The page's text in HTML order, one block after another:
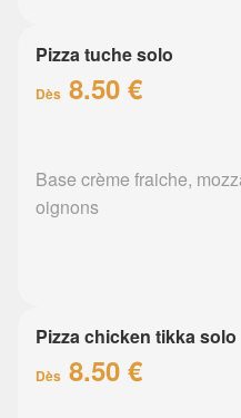
Pizza tuche solo
Dès 8.50 €
Base crème fraiche,
oignons
Pizza chicken tikka solo
Dès 8.50 €